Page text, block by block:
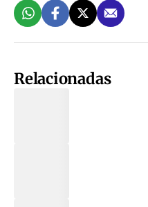
Relacionadas